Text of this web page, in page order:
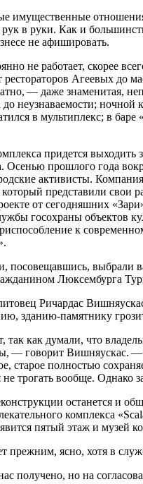
имущественные
рук в руки. Как и
не афишировать.
не работает, скорее
Агеевых до
— даже знаменитая,
неузнаваемости; ночной
в мультиплекс; в
придется выходить
Осенью прошлого года
активисты.
представили свои
от сегодняшних
госохраны объектов
к
посовещавшись,
Люксембурга
Ричардас
зданию-памятнику
как думали, что
— говорит Вишняускас.
старое полностью
не трогать вообще. Однако
останется и
комплекса
пятый этаж и музей
прежним, ясно, хотя в
получено, но на